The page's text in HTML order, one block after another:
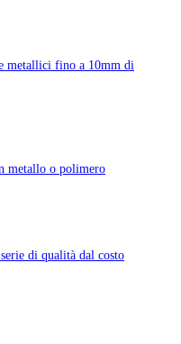
metallici fino a 10mm di
metallo o polimero
di qualità dal costo